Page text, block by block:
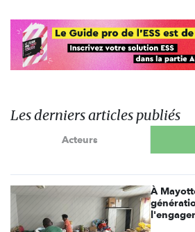
Les derniers articles publiés
Acteurs
À